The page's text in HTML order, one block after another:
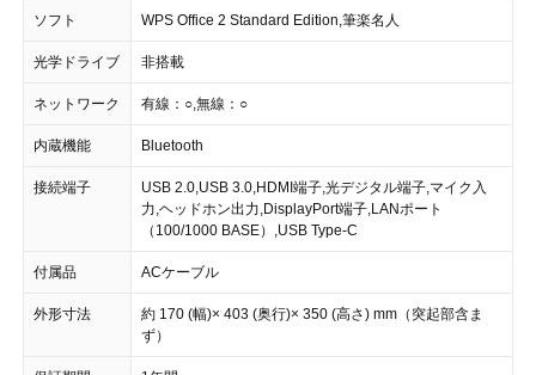
ソフト WPS Office 2 Standard Edition,筆楽名人
光学ドライブ 非搭載
ネットワーク 有線：○,無線：○
内蔵機能 Bluetooth
接続端子
USB 2.0,USB 3.0,HDMI端子,光デジタル端子,マイク入
力,ヘッドホン出力,DisplayPort端子,LANポート
（100/1000 BASE）,USB Type-C
付属品 ACケーブル
外形寸法
約 170 (幅)× 403 (奥行)× 350 (高さ) mm（突起部含ま
ず）